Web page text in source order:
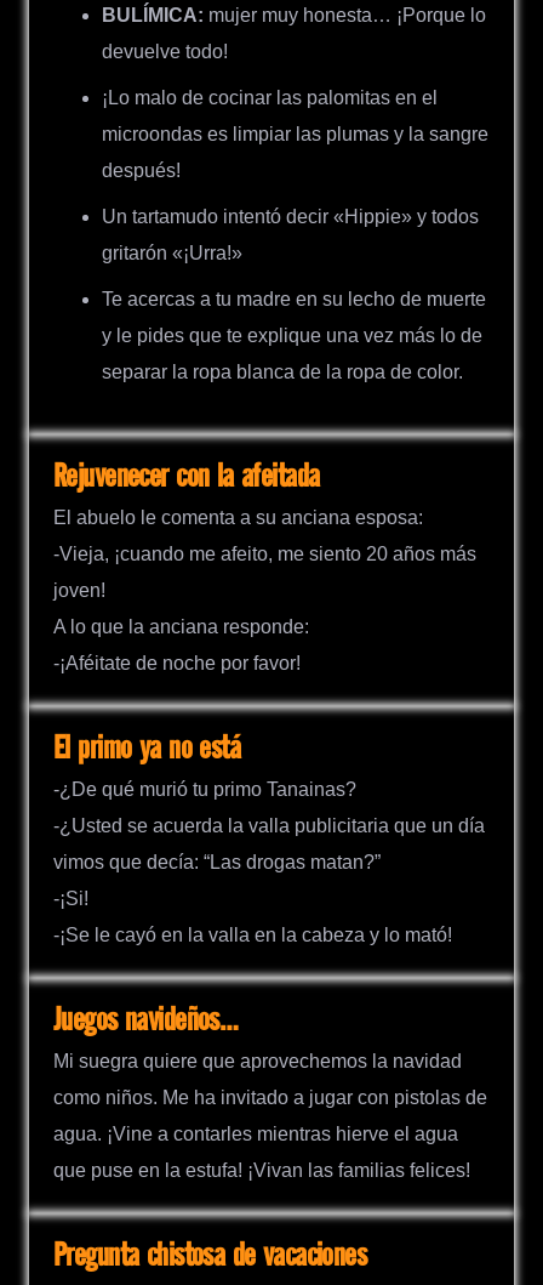
BULÍMICA: mujer muy honesta… ¡Porque lo
devuelve todo!
¡Lo malo de cocinar las palomitas en el
microondas es limpiar las plumas y la sangre
después!
Un tartamudo intentó decir «Hippie» y todos
gritarón «¡Urra!»
Te acercas a tu madre en su lecho de muerte
y le pides que te explique una vez más lo de
separar la ropa blanca de la ropa de color.
Rejuvenecer con la afeitada
El abuelo le comenta a su anciana esposa:
-Vieja, ¡cuando me afeito, me siento 20 años más
joven!
A lo que la anciana responde:
-¡Aféitate de noche por favor!
El primo ya no está
-¿De qué murió tu primo Tanainas?
-¿Usted se acuerda la valla publicitaria que un día
vimos que decía: “Las drogas matan?”
-¡Si!
-¡Se le cayó en la valla en la cabeza y lo mató!
Juegos navideños…
Mi suegra quiere que aprovechemos la navidad
como niños. Me ha invitado a jugar con pistolas de
agua. ¡Vine a contarles mientras hierve el agua
que puse en la estufa! ¡Vivan las familias felices!
Pregunta chistosa de vacaciones